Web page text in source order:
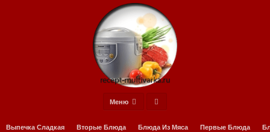
Меню
Выпечка Сладкая Вторые Блюда Блюда Из Мяса Первые Блюда